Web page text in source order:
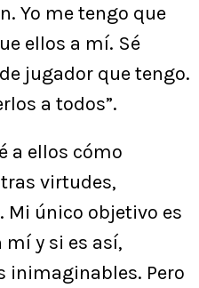
Yo me tengo que
ellos a mí. Sé
jugador que tengo.
a todos”.
a ellos cómo
virtudes,
Mi único objetivo es
mí y si es así,
inimaginables. Pero